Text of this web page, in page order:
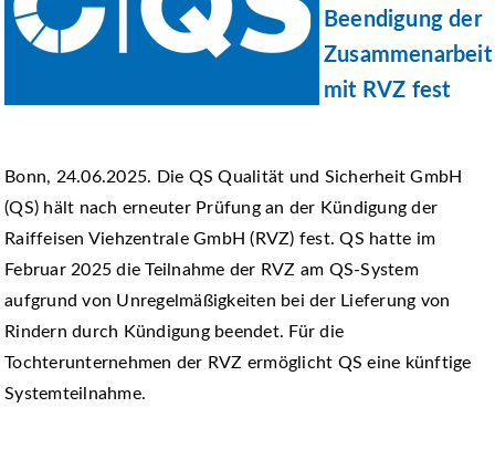
Beendigung der
Zusammenarbeit
mit RVZ fest
Bonn, 24.06.2025. Die QS Qualität und Sicherheit GmbH
(QS) hält nach erneuter Prüfung an der Kündigung der
Raiffeisen Viehzentrale GmbH (RVZ) fest. QS hatte im
Februar 2025 die Teilnahme der RVZ am QS-System
aufgrund von Unregelmäßigkeiten bei der Lieferung von
Rindern durch Kündigung beendet. Für die
Tochterunternehmen der RVZ ermöglicht QS eine künftige
Systemteilnahme.